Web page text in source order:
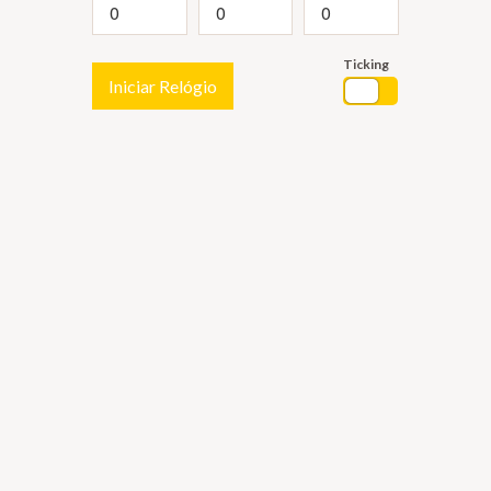
Iniciar Relógio
Ticking